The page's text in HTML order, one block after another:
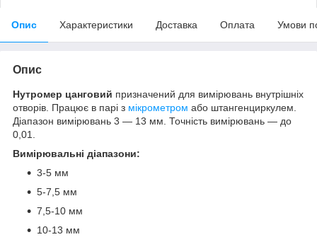
Опис Характеристики Доставка Оплата Умови
Опис
Нутромер цанговий призначений для вимірювань внутрішніх
отворів. Працює в парі з мікрометром або штангенциркулем.
Діапазон вимірювань 3 — 13 мм. Точність вимірювань — до
0,01.
Вимірювальні діапазони:
3-5 мм
5-7,5 мм
7,5-10 мм
10-13 мм